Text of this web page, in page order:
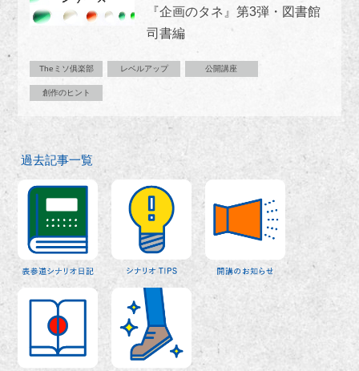
『企画のタネ』第3弾・図書館
司書編
Theミソ俱楽部 レベルアップ 公開講座
創作のヒント
過去記事一覧